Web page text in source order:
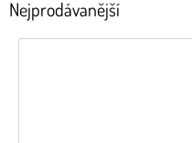
Nejprodávanější